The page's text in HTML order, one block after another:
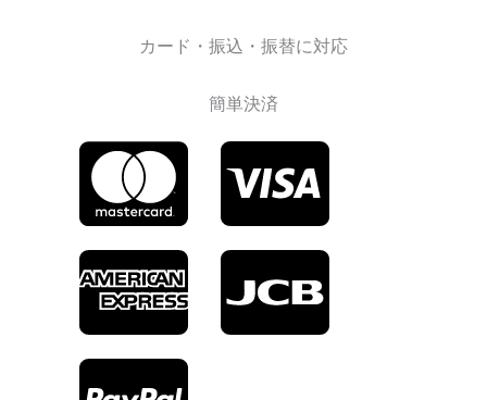
カード・振込・振替に対応
簡単決済